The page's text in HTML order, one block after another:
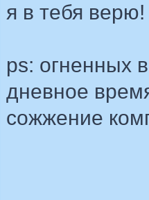
я в тебя
ps: огненных
дневное
сожжение